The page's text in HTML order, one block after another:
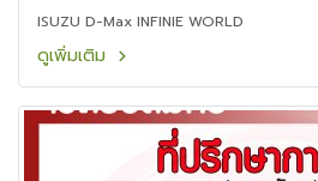
ISUZU D-Max INFINIE WORLD
ดูเพิ่มเติม